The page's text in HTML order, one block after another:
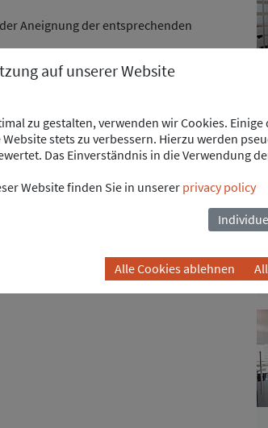
Aneignung der entsprechenden
sowie zukunftsweisende
) Leistungen inklusive Bildung.
der DACH Region.
mit geringen Eigen- oder
enthalten:
auf unserer Website
zu gestalten, verwenden wir Cookies.
stets zu verbessern. Hierzu werden
Das Einverständnis in die Verwendung
Website finden Sie in unserer privacy policy
Alle Cookies ablehnen